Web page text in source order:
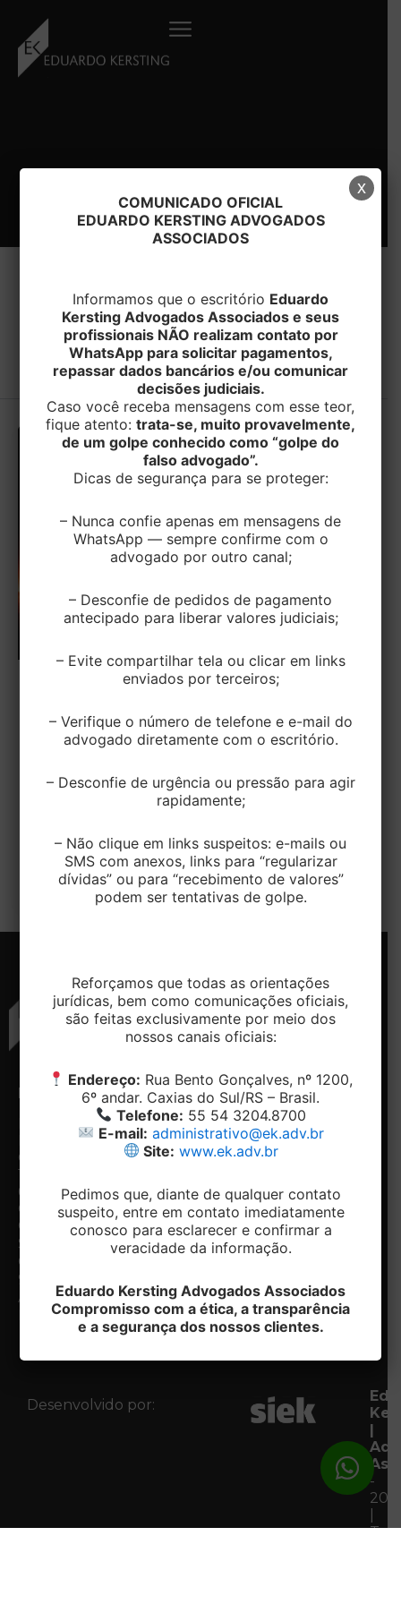
conteúdo
#Software
Gerente de Logística não será
indenizado por criar Software para
30 de junho de 2025
decisões proferidas pelo primeiro e segundo grau e
absolveu a Reclamada de […]
ENDEREÇO
Gonçalves,
1200, 5º e
6º andar -
Centro.
Caxias do
Sul/RS
CEP:
95020-412
Acessar
Mapa
CONTATO
Telefone:
+ 55 54-
3204.8700
contato@ek.adv.br
NAVEGAÇÃO
Home
Conheça
o
Nossos
diferenciais
Especialidades
Notícias
o DPO
REDES
SOCIAIS
Facebook
-
Desenvolvido por:
COMUNICADO OFICIAL
EDUARDO KERSTING ADVOGADOS
ASSOCIADOS
Informamos que o escritório Eduardo
Kersting Advogados Associados e seus
profissionais NÃO realizam contato por
WhatsApp para solicitar pagamentos,
repassar dados bancários e/ou comunicar
decisões judiciais.
Caso você receba mensagens com esse teor,
fique atento: trata-se, muito provavelmente,
de um golpe conhecido como “golpe do
falso advogado”.
Dicas de segurança para se proteger:
– Nunca confie apenas em mensagens de
WhatsApp — sempre confirme com o
advogado por outro canal;
– Desconfie de pedidos de pagamento
antecipado para liberar valores judiciais;
– Evite compartilhar tela ou clicar em links
enviados por terceiros;
– Verifique o número de telefone e e-mail do
advogado diretamente com o escritório.
– Desconfie de urgência ou pressão para agir
rapidamente;
– Não clique em links suspeitos: e-mails ou
SMS com anexos, links para “regularizar
dívidas” ou para “recebimento de valores”
podem ser tentativas de golpe.
Reforçamos que todas as orientações
jurídicas, bem como comunicações oficiais,
são feitas exclusivamente por meio dos
nossos canais oficiais:
Endereço: Rua Bento Gonçalves, nº 1200,
6º andar. Caxias do Sul/RS – Brasil.
Telefone: 55 54 3204.8700
E-mail: administrativo@ek.adv.br
Site: www.ek.adv.br
Pedimos que, diante de qualquer contato
suspeito, entre em contato imediatamente
conosco para esclarecer e confirmar a
veracidade da informação.
Eduardo Kersting Advogados Associados
Compromisso com a ética, a transparência
e a segurança dos nossos clientes.
x